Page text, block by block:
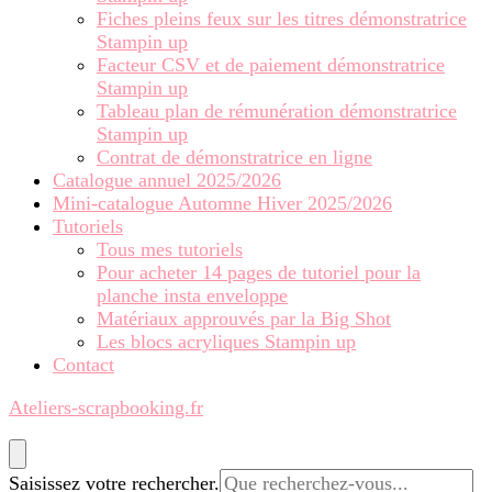
Fiches pleins feux sur les titres démonstratrice
Stampin up
Facteur CSV et de paiement démonstratrice
Stampin up
Tableau plan de rémunération démonstratrice
Stampin up
Contrat de démonstratrice en ligne
Catalogue annuel 2025/2026
Mini-catalogue Automne Hiver 2025/2026
Tutoriels
Tous mes tutoriels
Pour acheter 14 pages de tutoriel pour la
planche insta enveloppe
Matériaux approuvés par la Big Shot
Les blocs acryliques Stampin up
Contact
Ateliers-scrapbooking.fr
Vous
Saisissez votre rechercher.